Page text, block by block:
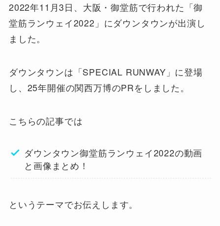
2022年11月3日、大阪・御堂筋で行われた「御
堂筋ランウェイ2022」にダウンタウンが出演し
ました。
ダウンタウンは「SPECIAL RUNWAY」に登場
し、25年開催の関西万博のPRをしました。
こちらの記事では
ダウンタウン御堂筋ランウェイ2022の動画
と画像まとめ！
というテーマでお伝えします。